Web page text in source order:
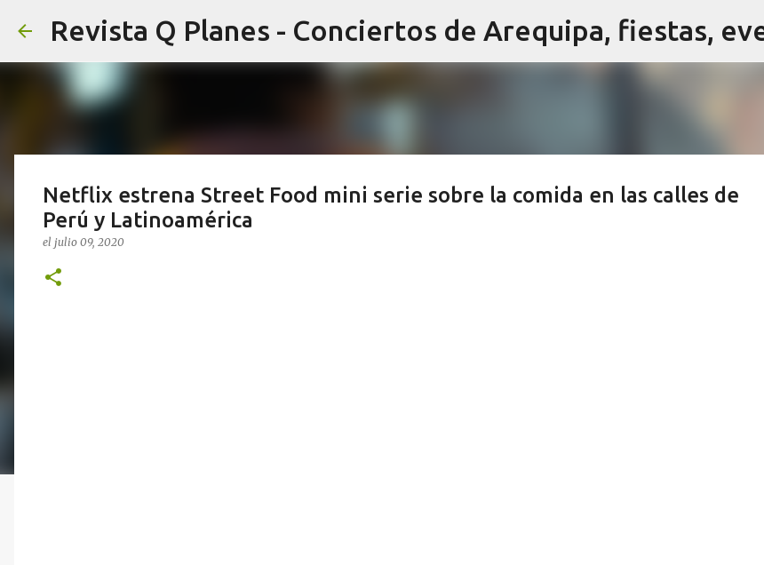
Ir al contenido principal
Netflix estrena Street Food mini serie sobre la comida en las calles de
Perú y Latinoamérica
el julio 09, 2020